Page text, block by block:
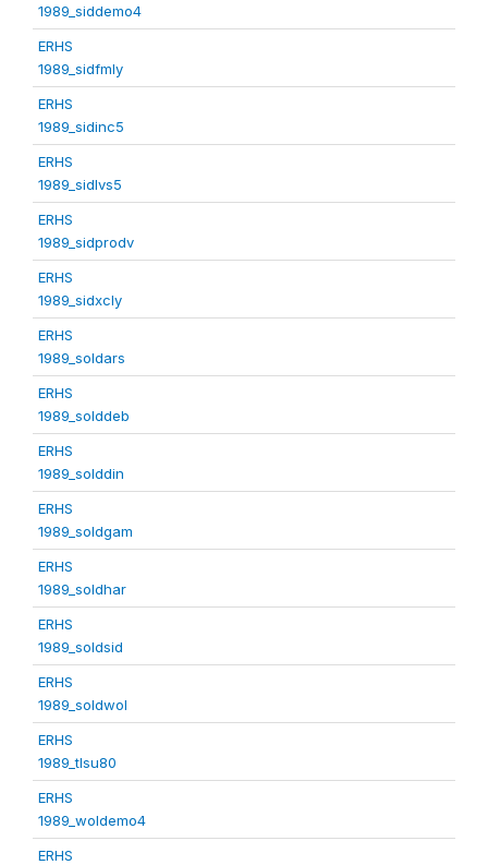
1989_siddemo4
ERHS
1989_sidfmly
ERHS
1989_sidinc5
ERHS
1989_sidlvs5
ERHS
1989_sidprodv
ERHS
1989_sidxcly
ERHS
1989_soldars
ERHS
1989_solddeb
ERHS
1989_solddin
ERHS
1989_soldgam
ERHS
1989_soldhar
ERHS
1989_soldsid
ERHS
1989_soldwol
ERHS
1989_tlsu80
ERHS
1989_woldemo4
ERHS